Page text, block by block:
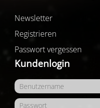
Newsletter
Registrieren
Passwort vergessen
Kundenlogin